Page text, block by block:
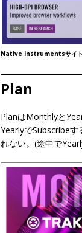
Native Instrumentsサイト
Plan
PlanはMonthlyと
YearlyでSubscribe
れない。(途中で